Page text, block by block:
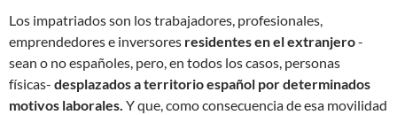
Los impatriados son los trabajadores, profesionales,
emprendedores e inversores residentes en el extranjero-
sean o no españoles, pero, en todos los casos, personas
físicas- desplazados a territorio español por determinados
motivos laborales. Y que, como consecuencia de esa movilidad